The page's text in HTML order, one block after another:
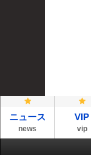
ニュース
news
VIP
vip